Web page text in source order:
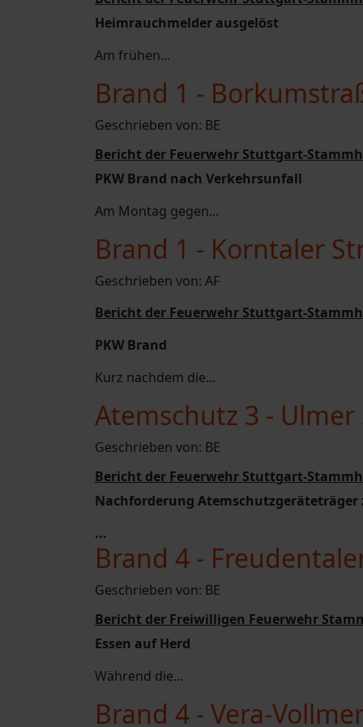
Heimrauchmelder ausgelöst
Am frühen...
Brand 1 -
Geschrieben von: BE
Bericht der Feuerwehr Stuttgart-
PKW Brand nach Verkehrsunfall
Am Montag gegen...
Brand 1 - Korntaler
Geschrieben von: AF
Bericht der Feuerwehr Stuttgart-
PKW Brand
Kurz nachdem die...
Atemschutz 3 -
Geschrieben von: BE
Bericht der Feuerwehr Stuttgart-
Nachforderung
...
Brand 4 -
Geschrieben von: BE
Bericht der Freiwilligen Feuerwehr
Essen auf Herd
Während die...
Brand 4 - Vera-